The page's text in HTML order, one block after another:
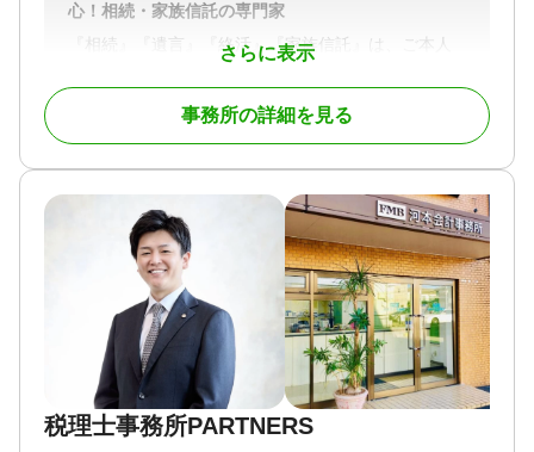
さらに表示
心！相続・家族信託の専門家
『相続』『遺言』『終活』『家族信託』は、ご本人
様だけでなく、ご家族の方々の幸せな人生に大きな
影響を与えるとても大切なものです。
私共の事務所では、ご依頼人様が一生をかけて築
いた大切な財産や、ご先祖様から受け継がれてきた
資産を、最も良い形でご家族に受け継いでいただく
大切なご家族の絆を守ること、ご依頼人様の想いを
ご家族の方々にしっかりお伝えすることを大事にし
ております。そして、ご依頼人様やご家族の方々の
生活や老後の不安を、できる限り解消することで、
ご依頼人様に安心と満足をお届けし、悔いのない人
生を全うしていただきたいという思いで仕事に取り
組んでおります。
対応地域
横須賀市、三浦市、逗子市、横浜市、川崎市、葉山
事務所の詳細を見る
税理士事務所PARTNERS